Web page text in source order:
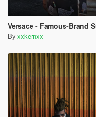
Versace - Famous-Brand
By xxkernxx